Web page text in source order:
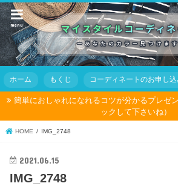
menu
ホーム もくじ コーディネートのお申し込
簡単におしゃれになれるコツが分かるプレゼ
ックして下さいね）
HOME IMG_2748
2021.06.15
IMG_2748